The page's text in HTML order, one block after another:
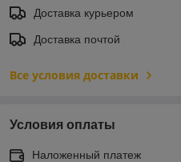
Доставка курьером
Доставка почтой
Все условия доставки
Условия оплаты
Наложенный платеж